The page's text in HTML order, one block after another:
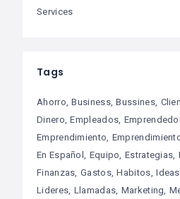
Services
Tags
Ahorro Business Bussines
Dinero Empleados
Emprendimiento
En Español Equipo Estrategias
Finanzas Gastos Habitos Ideas
Lideres Llamadas Marketing